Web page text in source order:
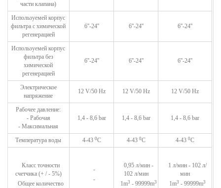
части клапана)
Используемей корпус
фильтра с химической
регенерацией
6''-24'' 6''-24'' 6''-24''
Используемей корпус
фильтра без
химической
регенерацией
6''-24'' 6''-24'' 6''-24''
Электрическое
напряжение
12 V/50 Hz 12 V/50 Hz 12 V/50 Hz
Рабочее давление:
- Рабочая
- Максимальная
1,4 - 8,6 bar 1,4 - 8,6 bar 1,4 - 8,6 bar
Температура воды 4-43 0С 4-43 0С 4-43 0С
Класс точности
счетчика (+ / - 5%)
Общее количество
-
-
0,95 л/мин -
102 л/мин
1m3 - 99999m3
1 л/мин - 102 л/
мин
1m3 - 99999m3